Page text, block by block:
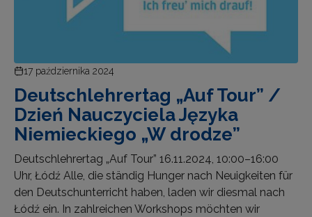
17 października 2024
Deutschlehrertag „Auf Tour” /
Dzień Nauczyciela Języka
Niemieckiego „W drodze”
Deutschlehrertag „Auf Tour” 16.11.2024, 10:00–16:00
Uhr, Łódź Alle, die ständig Hunger nach Neuigkeiten für
den Deutschunterricht haben, laden wir diesmal nach
Łódź ein. In zahlreichen Workshops möchten wir